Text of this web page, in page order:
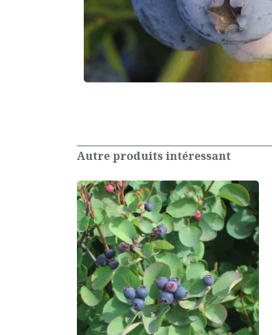
Autre produits intéressant